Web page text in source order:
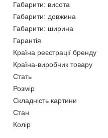
Габарити: висота
Габарити: довжина
Габарити: ширина
Гарантія
Країна реєстрації бренду
Країна-виробник товару
Стать
Розмір
Складність картини
Стан
Колір